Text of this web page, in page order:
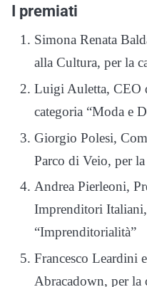
I premiati
Simona Renata
alla Cultura, per la
Luigi Auletta, CEO
categoria “Moda e
Giorgio Polesi,
Parco di Veio, per
Andrea Pierleoni,
Imprenditori
“Imprenditorialità”
Francesco Leardini
Abracadown, per la